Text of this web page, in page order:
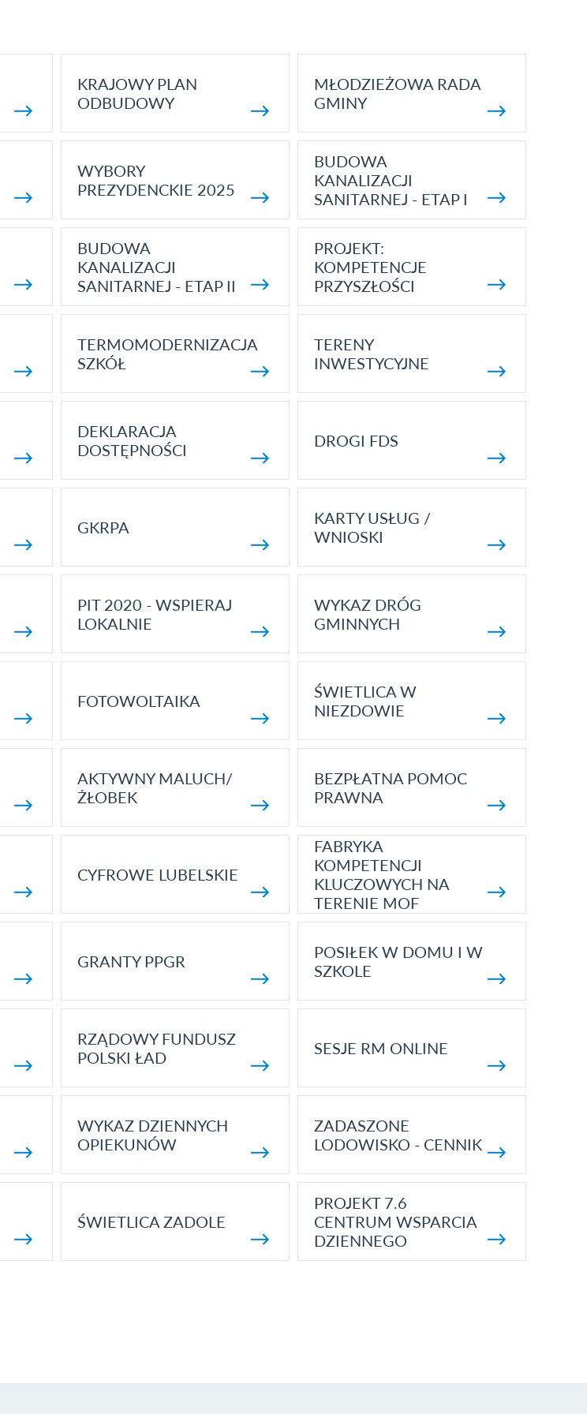
KRAJOWY PLAN
ODBUDOWY
MŁODZIEŻOWA RADA
GMINY
WYBORY
PREZYDENCKIE 2025
BUDOWA
KANALIZACJI
SANITARNEJ - ETAP I
BUDOWA
KANALIZACJI
SANITARNEJ - ETAP II
PROJEKT:
KOMPETENCJE
PRZYSZŁOŚCI
TERMOMODERNIZACJA
SZKÓŁ
TERENY
INWESTYCYJNE
DEKLARACJA
DOSTĘPNOŚCI
DROGI FDS
GKRPA
KARTY USŁUG /
WNIOSKI
PIT 2020 - WSPIERAJ
LOKALNIE
WYKAZ DRÓG
GMINNYCH
FOTOWOLTAIKA
ŚWIETLICA W
NIEZDOWIE
AKTYWNY MALUCH/
ŻŁOBEK
BEZPŁATNA POMOC
PRAWNA
CYFROWE LUBELSKIE
FABRYKA
KOMPETENCJI
KLUCZOWYCH NA
TERENIE MOF
GRANTY PPGR
POSIŁEK W DOMU I W
SZKOLE
RZĄDOWY FUNDUSZ
POLSKI ŁAD
SESJE RM ONLINE
WYKAZ DZIENNYCH
OPIEKUNÓW
ZADASZONE
LODOWISKO - CENNIK
ŚWIETLICA ZADOLE
PROJEKT 7.6
CENTRUM WSPARCIA
DZIENNEGO